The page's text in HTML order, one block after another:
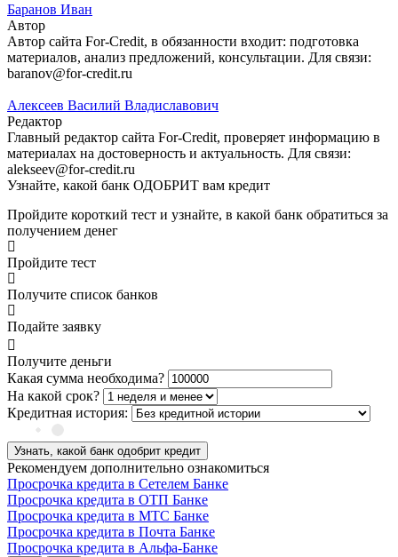
Баранов Иван
Автор
Автор сайта For-Credit, в обязанности входит: подготовка
материалов, анализ предложений, консультации. Для связи:
baranov@for-credit.ru
Алексеев Василий Владиславович
Редактор
Главный редактор сайта For-Credit, проверяет информацию в
материалах на достоверность и актуальность. Для связи:
alekseev@for-credit.ru
Узнайте, какой банк ОДОБРИТ вам кредит
Пройдите короткий тест и узнайте, в какой банк обратиться за
получением денег
Пройдите тест
Получите список банков
Подайте заявку
Получите деньги
Какая сумма необходима?
На какой срок?
Кредитная история:
Узнать, какой банк одобрит кредит
Рекомендуем дополнительно ознакомиться
Просрочка кредита в Сетелем Банке
Просрочка кредита в ОТП Банке
Просрочка кредита в МТС Банке
Просрочка кредита в Почта Банке
Просрочка кредита в Альфа-Банке